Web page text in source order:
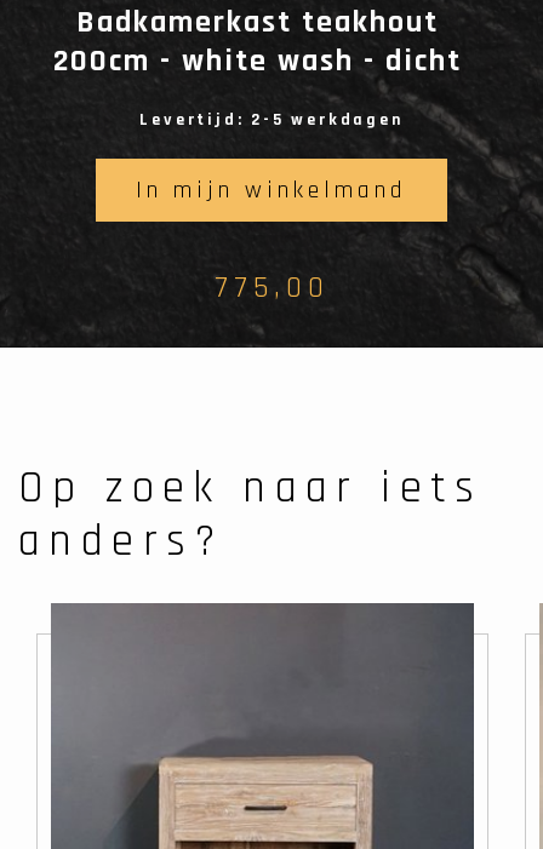
Badkamerkast teakhout
200cm - white wash - dicht
Levertijd: 2-5 werkdagen
In mijn winkelmand
775,00
Op zoek naar iets
anders?